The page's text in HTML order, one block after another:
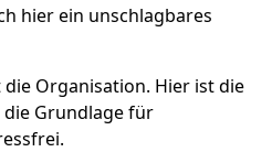
hier ein unschlagbares
Organisation. Hier ist die
Grundlage für